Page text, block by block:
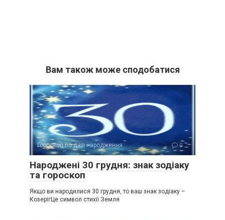
Вам також може сподобатися
Гороскоп по даті народження 0
Народжені 30 грудня: знак зодіаку
та гороскоп
Якщо ви народилися 30 грудня, то ваш знак зодіаку –
КозерігЦе символ стихії Земля